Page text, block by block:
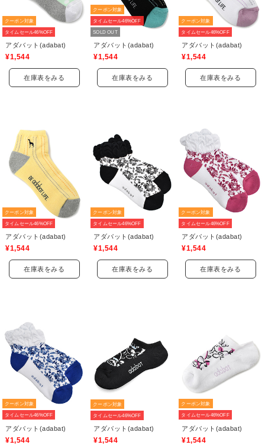
クーポン対象
タイムセール46%OFF
アダバット(adabat)
¥1,544
在庫表をみる
クーポン対象
タイムセール46%OFF
SOLD OUT
アダバット(adabat)
¥1,544
在庫表をみる
クーポン対象
タイムセール46%OFF
アダバット(adabat)
¥1,544
在庫表をみる
クーポン対象
タイムセール46%OFF
アダバット(adabat)
¥1,544
在庫表をみる
クーポン対象
タイムセール46%OFF
アダバット(adabat)
¥1,544
在庫表をみる
クーポン対象
タイムセール46%OFF
アダバット(adabat)
¥1,544
在庫表をみる
クーポン対象
タイムセール46%OFF
アダバット(adabat)
¥1,544
クーポン対象
タイムセール46%OFF
アダバット(adabat)
¥1,544
クーポン対象
タイムセール46%OFF
アダバット(adabat)
¥1,544